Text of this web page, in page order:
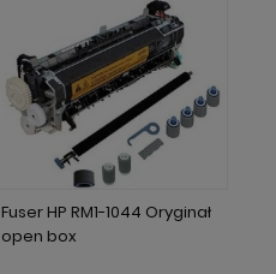
Fuser HP RM1-1044 Oryginał
open box